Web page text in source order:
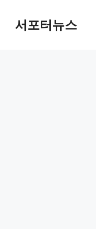
서포터뉴스